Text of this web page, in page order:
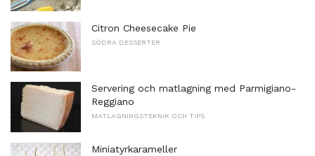
Citron Cheesecake Pie
SÖDRA DESSERTER
Servering och matlagning med Parmigiano-
Reggiano
MATLAGNINGSTEKNIK OCH TIPS
Miniatyrkarameller